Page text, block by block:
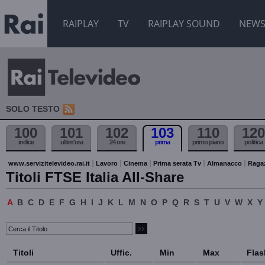
RAIPLAY TV RAIPLAY SOUND NEWS
SOLO TESTO
100
indice
101
ultim'ora
102
24 ore
103
prima
110
primo piano
120
politica
www.servizitelevideo.rai.it Lavoro Cinema Prima serata Tv Almanacco
Titoli FTSE Italia All-Share
A B C D E F G H I J K L M N O P Q R S T U V W X Y
Titoli Uffic. Min Max